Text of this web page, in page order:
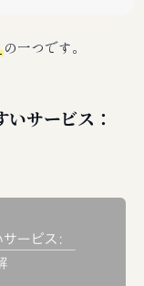
の一つです。
サービス：